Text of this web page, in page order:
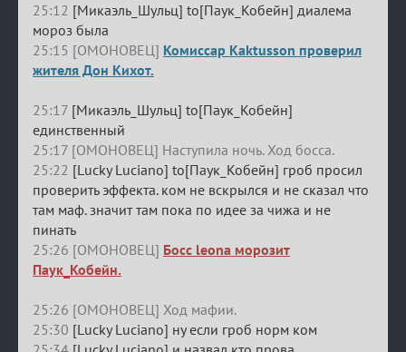
25:12 [Микаэль_Шульц] to[Паук_Кобейн] диалема
мороз была
25:15 [ОМОНОВЕЦ] Комиссар Kaktusson проверил
жителя Дон Кихот.
25:17 [Микаэль_Шульц] to[Паук_Кобейн]
единственный
25:17 [ОМОНОВЕЦ] Наступила ночь. Ход босса.
25:22 [Lucky Luciano] to[Паук_Кобейн] гроб просил
проверить эффекта. ком не вскрылся и не сказал что
там маф. значит там пока по идее за чижа и не
пинать
25:26 [ОМОНОВЕЦ] Босс leona морозит
Паук_Кобейн.
25:26 [ОМОНОВЕЦ] Ход мафии.
25:30 [Lucky Luciano] ну если гроб норм ком